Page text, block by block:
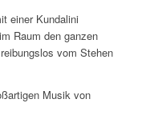
einer Kundalini
Raum den ganzen
vom Stehen
Musik von